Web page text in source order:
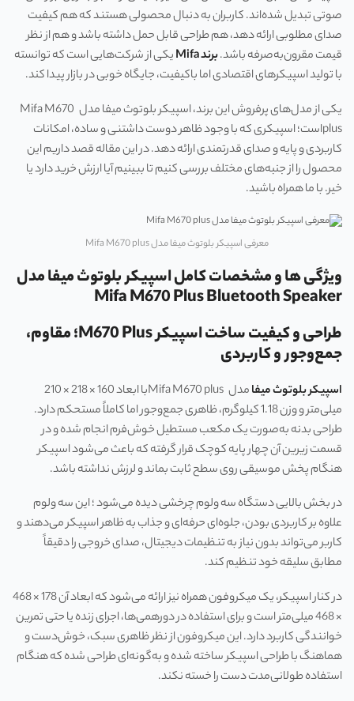
صوتی تبدیل شده‌اند. کاربران به دنبال محصولی هستند که هم کیفیت
صدای مطلوبی ارائه دهد، هم طراحی قابل حمل داشته باشد و هم از نظر
قیمت مقرون‌به‌صرفه باشد.برند Mifa
یکی از شرکت‌هایی است که توانسته
با تولید اسپیکرهای اقتصادی اما باکیفیت، جایگاه خوبی در بازار پیدا کند.
یکی از مدل‌های پرفروش این برند، اسپیکر بلوتوث میفا مدل Mifa M670
plusاست؛ اسپیکری که با وجود ظاهر دوست داشتنی و ساده، امکانات
کاربردی و پایه و صدای قدرتمندی ارائه ‌دهد. در این مقاله قصد داریم این
محصول را از جنبه‌های مختلف بررسی کنیم تا ببینیم آیا ارزش خرید دارد یا
خیر. با ما همراه باشید.
معرفی اسپیکر بلوتوث میفا مدل Mifa M670 plus
ویژگی ها و مشخصات کامل اسپیکر بلوتوث میفا مدل
Mifa M670 Plus Bluetooth Speaker
طراحی و کیفیت ساخت اسپیکر M670 Plus؛ مقاوم،
جمع‌وجور و کاربردی
اسپیکر بلوتوث میفا
مدل Mifa M670 plusبا ابعاد 160 × 218 × 210
میلی‌متر و وزن 1.18 کیلوگرم، ظاهری جمع‌وجور اما کاملاً مستحکم دارد.
طراحی بدنه به‌صورت یک مکعب مستطیل خوش‌فرم انجام شده و در
قسمت زیرین آن چهار پایه کوچک قرار گرفته که باعث می‌شود اسپیکر
هنگام پخش موسیقی روی سطح ثابت بماند و لرزش نداشته باشد.
در بخش بالایی دستگاه سه ولوم چرخشی دیده می‌شود ؛ این سه ولوم
علاوه بر کاربردی بودن، جلوه‌ای حرفه‌ای و جذاب به ظاهر اسپیکر می‌دهند و
کاربر می‌تواند بدون نیاز به تنظیمات دیجیتال، صدای خروجی را دقیقاً
مطابق سلیقه خود تنظیم کند.
در کنار اسپیکر، یک میکروفون همراه نیز ارائه می‌شود که ابعاد آن 178 × 468
× 468 میلی‌متر است و برای استفاده در دورهمی‌ها، اجرای زنده یا حتی تمرین
خوانندگی کاربرد دارد. این میکروفون از نظر ظاهری سبک، خوش‌دست و
هماهنگ با طراحی اسپیکر ساخته شده و به‌گونه‌ای طراحی شده که هنگام
استفاده طولانی‌مدت دست را خسته نکند.